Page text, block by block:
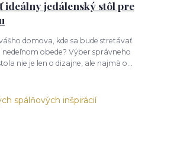
ideálny jedálenský stôl pre
domova, kde sa bude stretávať
nedeľnom obede? Výber správneho
nie je len o dizajne, ale najmä o...